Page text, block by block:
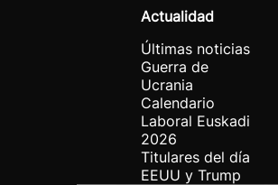
Actualidad
Últimas noticias
Guerra de
Ucrania
Calendario
Laboral Euskadi
2026
Titulares del día
EEUU y Trump